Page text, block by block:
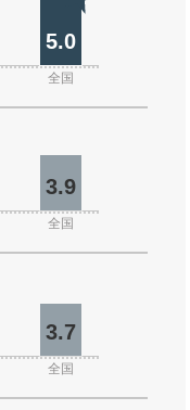
5.0
全国
3.9
全国
3.7
全国